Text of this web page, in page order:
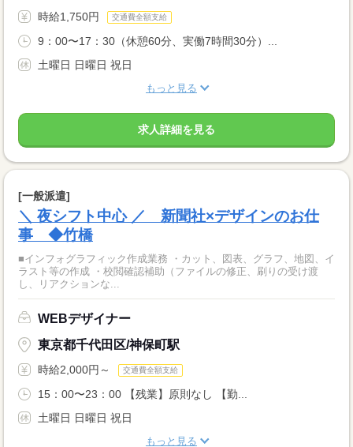
時給1,750円 交通費全額支給
9：00〜17：30（休憩60分、実働7時間30分）...
土曜日 日曜日 祝日
もっと見る
求人詳細を見る
[一般派遣]
＼ 夜シフト中心 ／ 新聞社×デザインのお仕
事 ◆竹橋
■インフォグラフィック作成業務 ・カット、図表、グラフ、地図、イ
ラスト等の作成 ・校閲確認補助（ファイルの修正、刷りの受け渡
し、リアクションな...
WEBデザイナー
東京都千代田区/神保町駅
時給2,000円～ 交通費全額支給
15：00〜23：00 【残業】原則なし 【勤...
土曜日 日曜日 祝日
もっと見る